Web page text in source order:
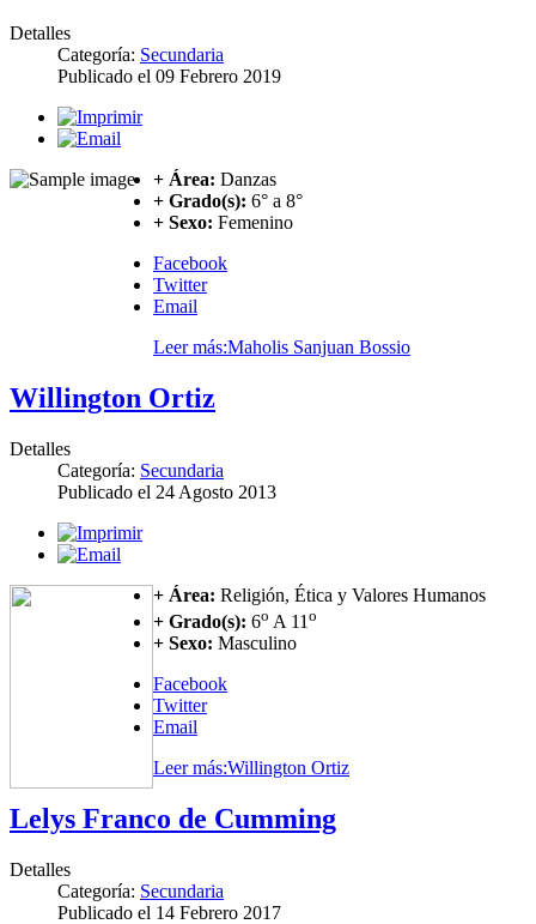
Detalles
Categoría: Secundaria
Publicado el 09 Febrero 2019
+ Área: Danzas
+ Grado(s): 6° a 8°
+ Sexo: Femenino
Facebook
Twitter
Email
Leer más:Maholis Sanjuan Bossio
Willington Ortiz
Detalles
Categoría: Secundaria
Publicado el 24 Agosto 2013
+ Área: Religión, Ética y Valores Humanos
+ Grado(s): 6o A 11 o
+ Sexo: Masculino
Facebook
Twitter
Email
Leer más:Willington Ortiz
Lelys Franco de Cumming
Detalles
Categoría: Secundaria
Publicado el 14 Febrero 2017